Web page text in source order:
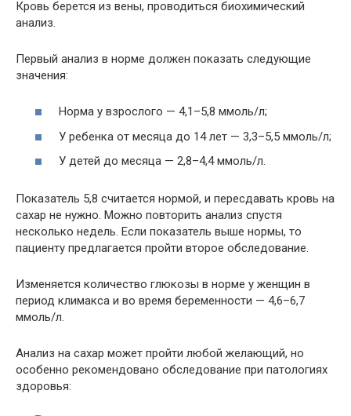
Кровь берется из вены, проводиться биохимический
анализ.
Первый анализ в норме должен показать следующие
значения:
Норма у взрослого — 4,1–5,8 ммоль/л;
У ребенка от месяца до 14 лет — 3,3–5,5 ммоль/л;
У детей до месяца — 2,8–4,4 ммоль/л.
Показатель 5,8 считается нормой, и пересдавать кровь на
сахар не нужно. Можно повторить анализ спустя
несколько недель. Если показатель выше нормы, то
пациенту предлагается пройти второе обследование.
Изменяется количество глюкозы в норме у женщин в
период климакса и во время беременности — 4,6–6,7
ммоль/л.
Анализ на сахар может пройти любой желающий, но
особенно рекомендовано обследование при патологиях
здоровья: